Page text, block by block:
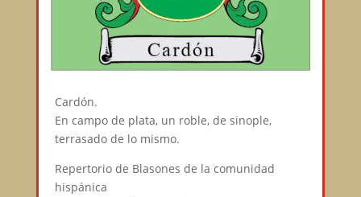
Cardón.
En campo de plata, un roble, de sinople,
terrasado de lo mismo.
Repertorio de Blasones de la comunidad
hispánica